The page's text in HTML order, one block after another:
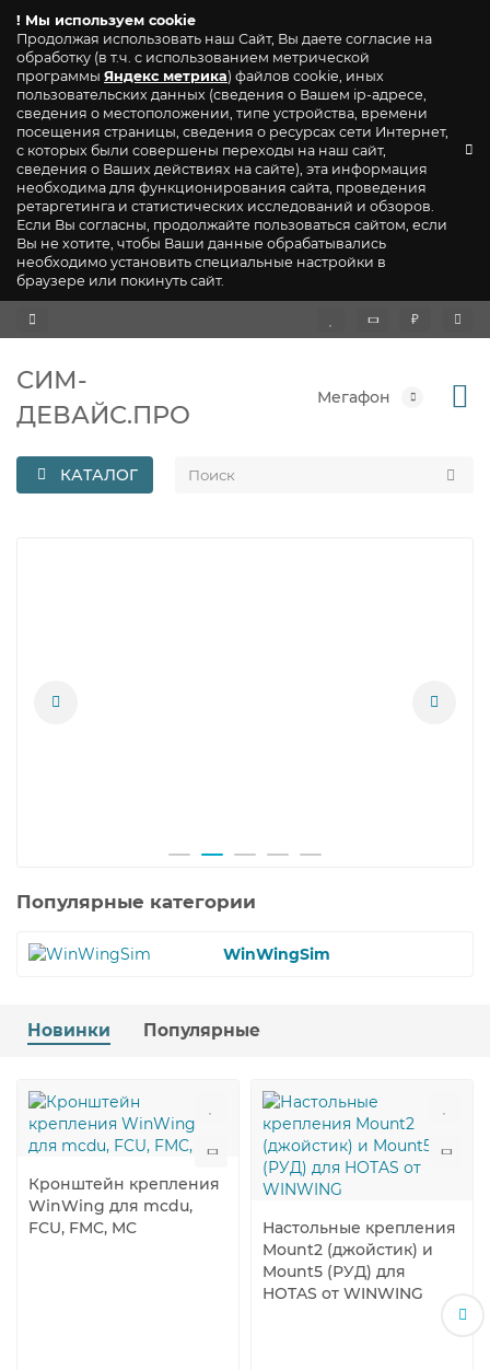
! Мы используем cookie
Продолжая использовать наш Сайт, Вы даете согласие на
обработку (в т.ч. с использованием метрической
программы Яндекс метрика) файлов cookie, иных
пользовательских данных (сведения о Вашем ip-адресе,
сведения о местоположении, типе устройства, времени
посещения страницы, сведения о ресурсах сети Интернет,
с которых были совершены переходы на наш сайт,
сведения о Ваших действиях на сайте), эта информация
необходима для функционирования сайта, проведения
ретаргетинга и статистических исследований и обзоров.
Если Вы согласны, продолжайте пользоваться сайтом, если
Вы не хотите, чтобы Ваши данные обрабатывались
необходимо установить специальные настройки в
браузере или покинуть сайт.
₽
СИМ-
ДЕВАЙС.ПРО
Мегафон
КАТАЛОГ
Популярные категории
WinWingSim
Новинки Популярные
Кронштейн крепления
WinWing для mcdu,
FCU, FMC, MC
Настольные крепления
Mount2 (джойстик) и
Mount5 (РУД) для
HOTAS от WINWING